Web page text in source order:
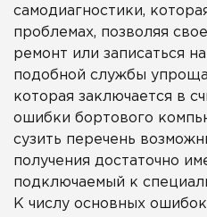
самодиагностики,
проблемах, позволяя
ремонт или записаться
подобной службы
которая заключается в
ошибки бортового
сузить перечень
получения достаточно
подключаемый к
К числу основных